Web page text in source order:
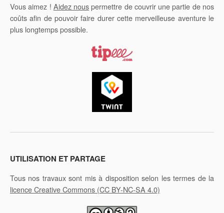
Vous aimez ! Aidez nouspermettre de couvrir une partie de nos
coûts afin de pouvoir faire durer cette merveilleuse aventure le
plus longtemps possible.
UTILISATION ET PARTAGE
Tous nos travaux sont mis à disposition selon les termes de la
licence Creative Commons (CC BY-NC-SA 4.0)